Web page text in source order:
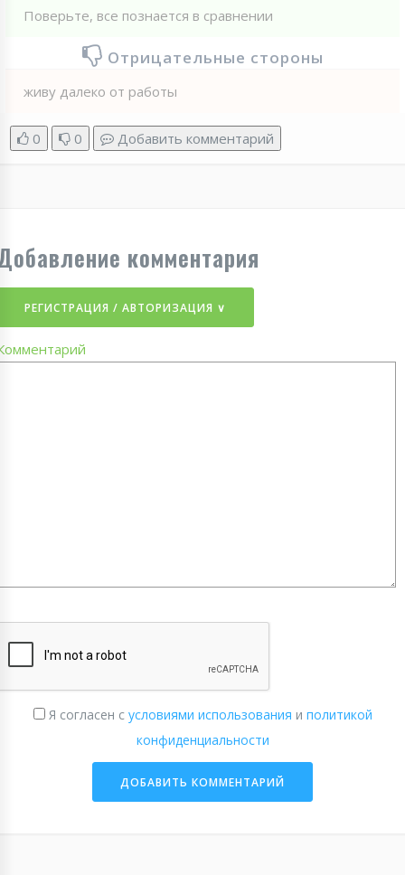
Поверьте, все познается в сравнении
Отрицательные стороны
живу далеко от работы
0 0 Добавить комментарий
комментария
РЕГИСТРАЦИЯ / АВТОРИЗАЦИЯ ∨
Я согласен с условиями использования и политикой
конфиденциальности